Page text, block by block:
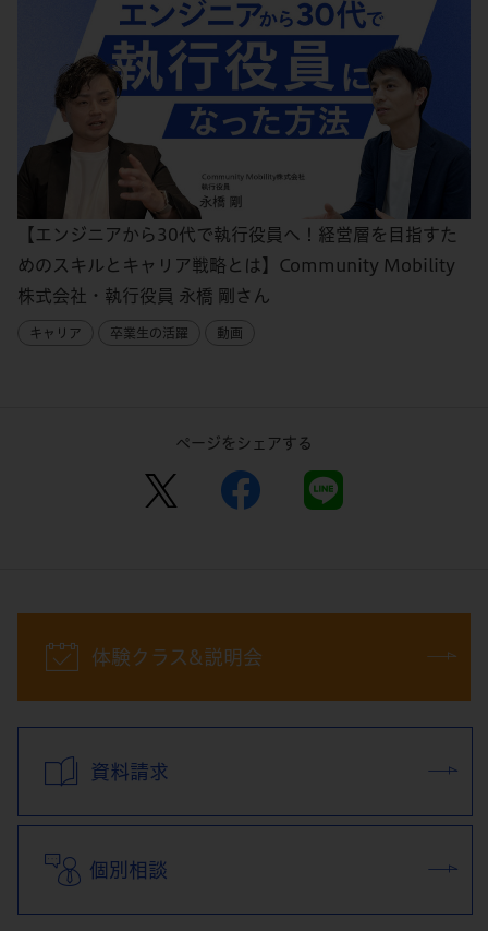
【エンジニアから30代で執行役員へ！経営層を目指すた
めのスキルとキャリア戦略とは】Community Mobility
株式会社・執行役員 永橋 剛さん
キャリア 卒業生の活躍 動画
ページをシェアする
体験クラス&説明会
資料請求
個別相談